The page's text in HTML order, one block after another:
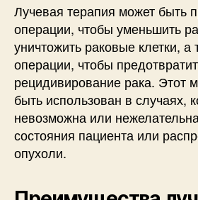
Лучевая терапия может быть
операции, чтобы уменьшить
уничтожить раковые клетки, а
операции, чтобы
рецидивирование рака. Этот
быть использован в случаях,
невозможна или
состояния пациента или
опухоли.